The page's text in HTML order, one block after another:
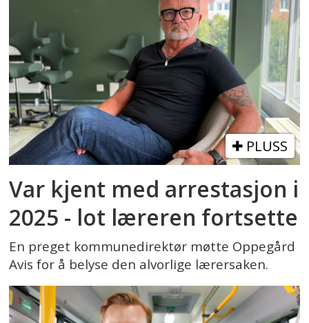
PLUSS
Var kjent med arrestasjon i
2025 - lot læreren fortsette
En preget kommunedirektør møtte Oppegård
Avis for å belyse den alvorlige lærersaken.